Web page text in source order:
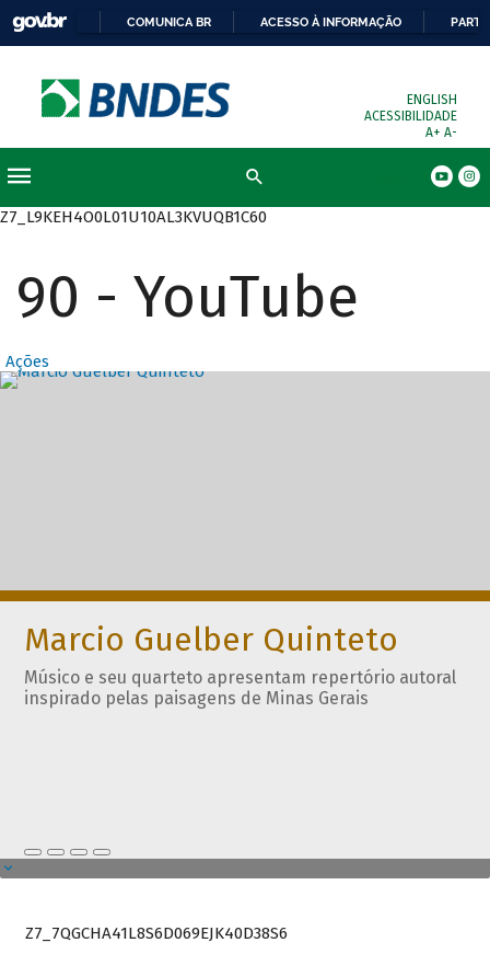
COMUNICA BR ACESSO À INFORMAÇÃO
ENGLISH
ACESSIBILIDADE
A+ A-
Z7_L9KEH4O0L01U10AL3KVUQB1C60
90 - YouTube
Ações
Destaques
Marcio Guelber Quinteto
Músico e seu quarteto apresentam repertório autoral
inspirado pelas paisagens de Minas Gerais
Z7_7QGCHA41L8S6D069EJK40D38S6